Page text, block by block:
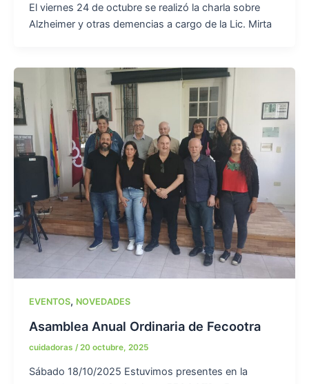
El viernes 24 de octubre se realizó la charla sobre
Alzheimer y otras demencias a cargo de la Lic. Mirta
EVENTOS, NOVEDADES
Asamblea Anual Ordinaria de Fecootra
cuidadoras /20 octubre, 2025
Sábado 18/10/2025 Estuvimos presentes en la